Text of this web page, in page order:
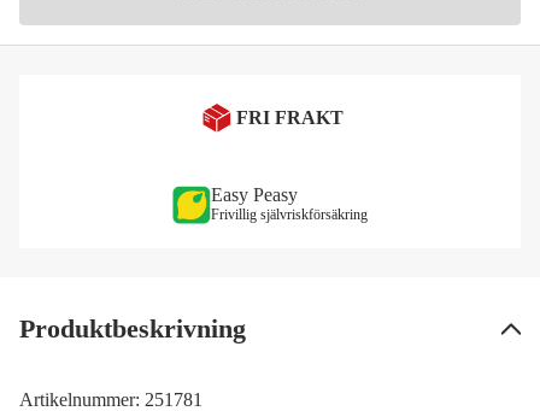
Meddela mig
FRI FRAKT
Easy Peasy
Frivillig självriskförsäkring
Produktbeskrivning
Artikelnummer: 251781